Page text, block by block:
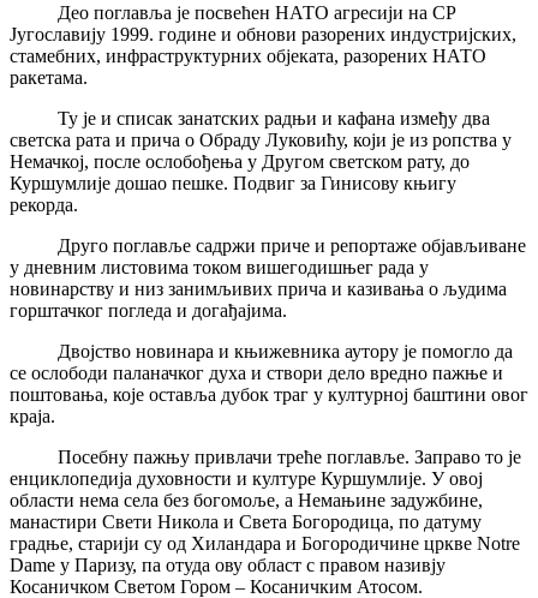
Део поглавља је посвећен НАТО агресији на СР
Југославију 1999. године и обнови разорених индустријских,
стамебних, инфраструктурних објеката, разорених НАТО
ракетама.
Ту је и списак занатских радњи и кафана између два
светска рата и прича о Обраду Луковићу, који је из ропства у
Немачкој, после ослобођења у Другом светском рату, до
Куршумлије дошао пешке. Подвиг за Гинисову књигу
рекорда.
Друго поглавље садржи приче и репортаже објављиване
у дневним листовима током вишегодишњег рада у
новинарству и низ занимљивих прича и казивања о људима
горштачког погледа и догађајима.
Двојство новинара и књижевника аутору је помогло да
се ослободи паланачког духа и створи дело вредно пажње и
поштовања, које оставља дубок траг у културној баштини овог
краја.
Посебну пажњу привлачи треће поглавље. Заправо то је
енциклопедија духовности и културе Куршумлије. У овој
области нема села без богомоље, а Немањине задужбине,
манастири Свети Никола и Света Богородица, по датуму
градње, старији су од Хиландара и Богородичине цркве Notre
Dame у Паризу, па отуда ову област с правом називју
Косаничком Светом Гором – Косаничким Атосом.